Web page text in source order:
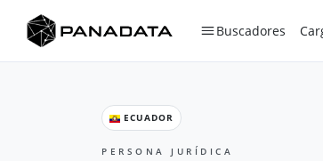
Buscadores
ECUADOR
PERSONA JURÍDICA